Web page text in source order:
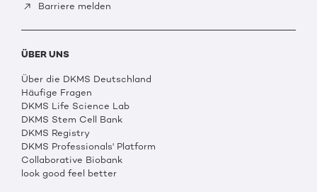
Barriere melden
ÜBER UNS
Über die DKMS Deutschland
Häufige Fragen
DKMS Life Science Lab
DKMS Stem Cell Bank
DKMS Registry
DKMS Professionals' Platform
Collaborative Biobank
look good feel better